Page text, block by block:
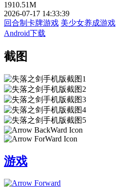
1910.51M
2026-07-17 14:33:39
回合制卡牌游戏 美少女养成游戏
Android下载
截图
游戏